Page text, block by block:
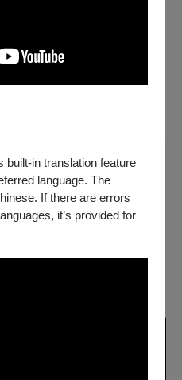
built-in translation feature
language. The
If there are errors
it’s provided for
自身為起點，嘗試以多元面
藝文與社會深度對話的可能
們的這片土地。
專訪丞舞製作藝術總監蔡博